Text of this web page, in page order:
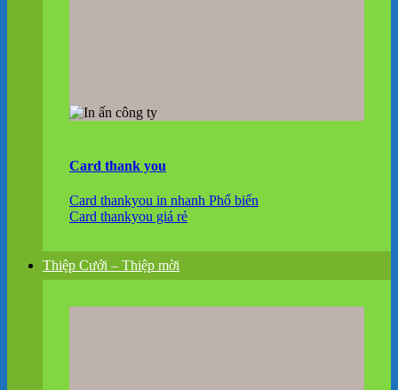
Card thank you
Card thankyou in nhanh
Card thankyou giá rẻ
Thiệp Cưới – Thiệp mời